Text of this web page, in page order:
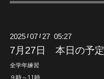
2025 /07 / 27 05:27
7月27日 本日の予定
全学年練習
９時～11時